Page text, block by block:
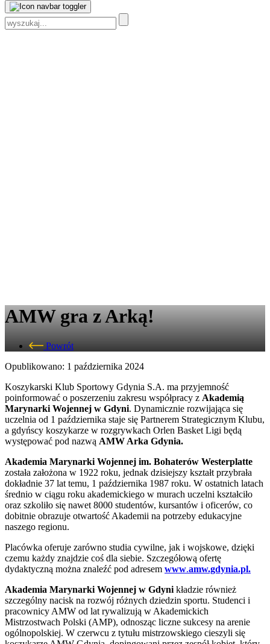
Szukaj:
AMW gra z Arką!
Powrót
Opublikowano: 1 października 2024
Koszykarski Klub Sportowy Gdynia S.A. ma przyjemność
poinformować o poszerzeniu zakresu współpracy z Akademią
Marynarki Wojennej w Gdyni. Dynamicznie rozwijająca się
uczelnia od 1 października staje się Partnerem Strategicznym Klubu,
a gdyńscy koszykarze w rozgrywkach Orlen Basket Ligi będą
występować pod nazwą AMW Arka Gdynia.
Akademia Marynarki Wojennej im. Bohaterów Westerplatte
została założona w 1922 roku, jednak dzisiejszy kształt przybrała
dokładnie 37 lat temu, 1 października 1987 roku. W ostatnich latach
średnio w ciągu roku akademickiego w murach uczelni kształciło
oraz szkoliło się nawet 8000 studentów, kursantów i oficerów, co
dobitnie obrazuje otwartość Akademii na potrzeby edukacyjne
naszego regionu.
Placówka oferuje zarówno studia cywilne, jak i wojskowe, dzięki
czemu każdy znajdzie coś dla siebie. Szczegółową ofertę
dydaktyczną można znaleźć pod adresem www.amw.gdynia.pl.
Akademia Marynarki Wojennej w Gdyni kładzie również
szczególny nacisk na rozwój różnych dziedzin sportu. Studenci i
pracownicy AMW od lat rywalizują w Akademickich
Mistrzostwach Polski (AMP), odnosząc liczne sukcesy na arenie
ogólnopolskiej. W czerwcu z tytułu mistrzowskiego cieszyli się